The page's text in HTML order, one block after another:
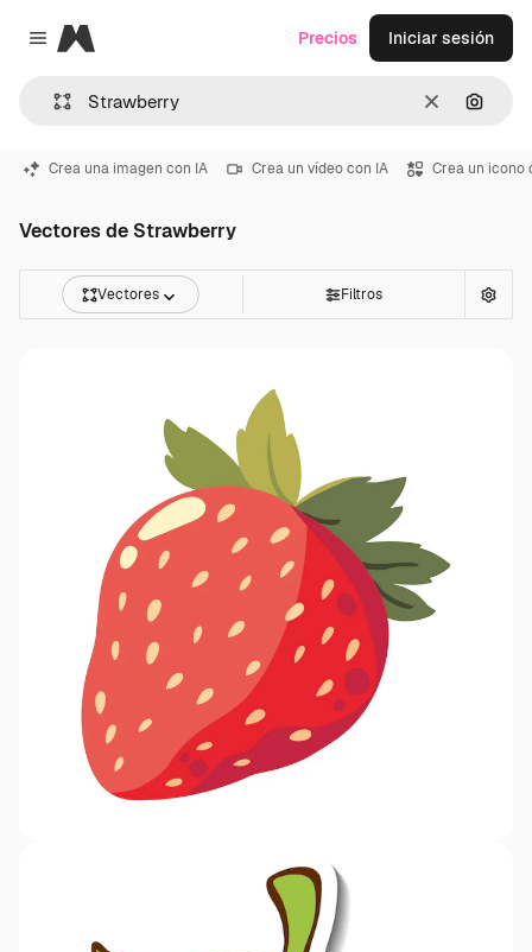
Close menu
Magnific
Borrar
Precios Iniciar sesión
Crea una imagen con IA Crea un vídeo con IA Crea un icono
Vectores de Strawberry
Vectores Filtros